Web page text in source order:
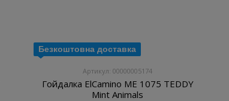
Безкоштовна доставка
Артикул: 00000005174
Гойдалка ElCamino ME 1075 TEDDY
Mint Animals